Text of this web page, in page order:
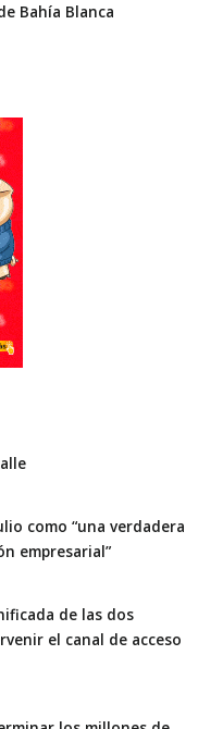
Bahía Blanca
como “una verdadera
empresarial”
de las dos
el canal de acceso